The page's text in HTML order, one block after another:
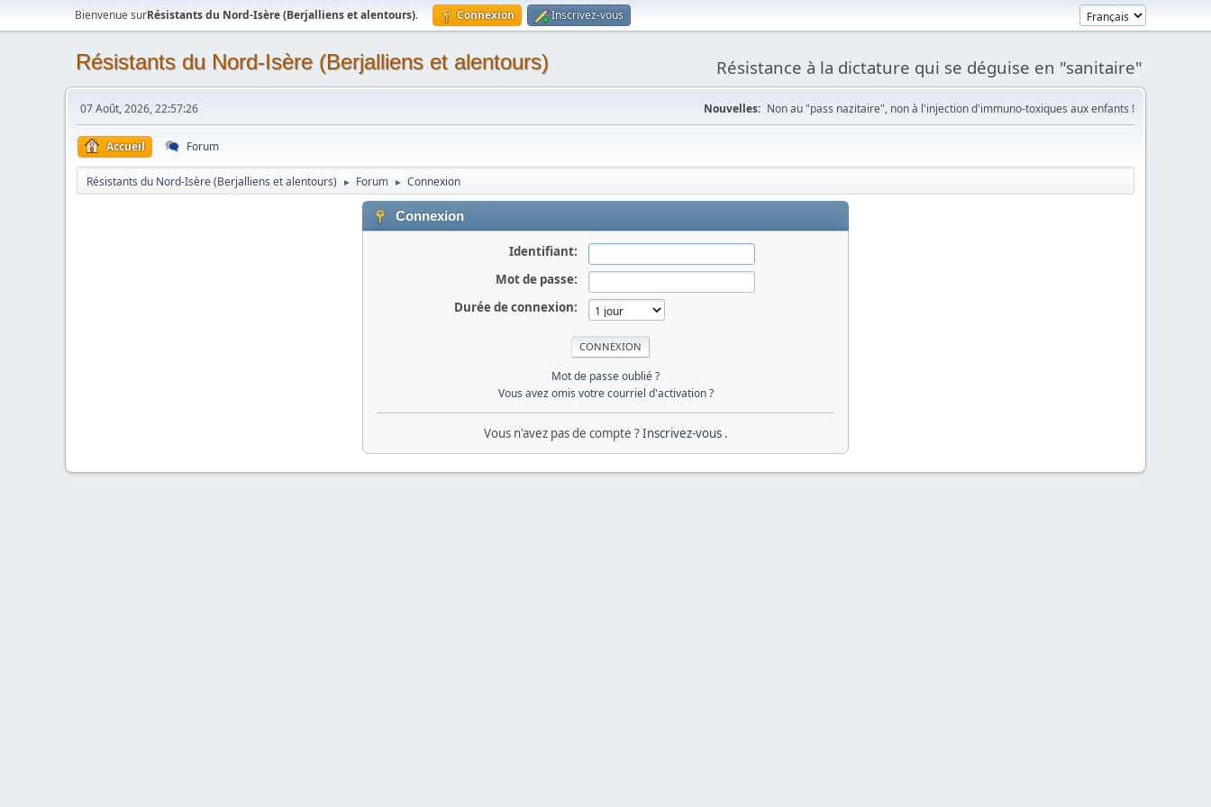
Bienvenue surRésistants du Nord-Isère (Berjalliens et alentours). Connexion Inscrivez-vous
Résistants du Nord-Isère (Berjalliens et alentours) Résistance à la dictature qui se déguise en "sanitaire"
07 Août, 2026, 22:57:26 Nouvelles: Non au "pass nazitaire", non à l'injection d'immuno-toxiques aux enfants !
Accueil Forum
Résistants du Nord-Isère (Berjalliens et alentours) ► Forum ► Connexion
Connexion
Identifiant:
Mot de passe:
Durée de connexion:
Mot de passe oublié ?
Vous avez omis votre courriel d'activation ?
Vous n'avez pas de compte ?Inscrivez-vous .